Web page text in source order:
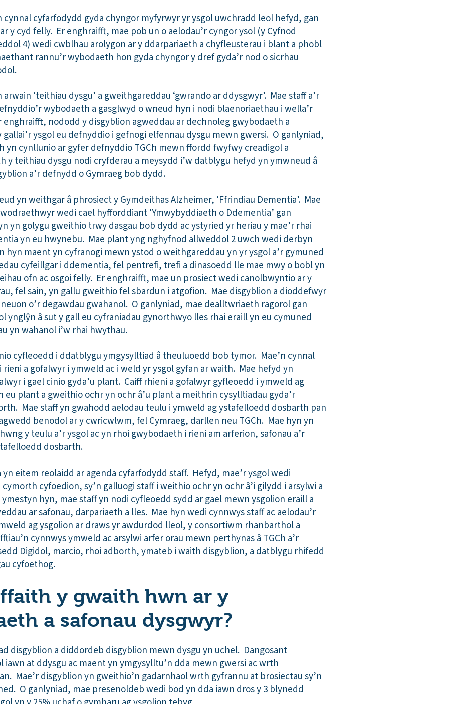
cynnal cyfarfodydd gyda chyngor myfyrwyr yr ysgol uwchradd leol hefyd, gan
y cyd felly. Er enghraifft, mae pob un o aelodau’r cyngor ysol (y Cyfnod
4) wedi cwblhau arolygon ar y ddarpariaeth a chyfleusterau i blant a phobl
rannu’r wybodaeth hon gyda chyngor y dref gyda’r nod o sicrhau
arwain ‘teithiau dysgu’ a gweithgareddau ‘gwrando ar ddysgwyr’. Mae staff a’r
wybodaeth a gasglwyd o wneud hyn i nodi blaenoriaethau i wella’r
enghraifft, nododd y disgyblion agweddau ar dechnoleg gwybodaeth a
ysgol eu defnyddio i gefnogi elfennau dysgu mewn gwersi. O ganlyniad,
yn cynllunio ar gyfer defnyddio TGCh mewn ffordd fwyfwy creadigol a
y teithiau dysgu nodi cryfderau a meysydd i’w datblygu hefyd yn ymwneud â
a’r defnydd o Gymraeg bob dydd.
yn weithgar â phrosiect y Gymdeithas Alzheimer, ‘Ffrindiau Dementia’. Mae
wedi cael hyfforddiant ‘Ymwybyddiaeth o Ddementia’ gan
yn golygu gweithio trwy dasgau bob dydd ac ystyried yr heriau y mae’r rhai
yn eu hwynebu. Mae plant yng nghyfnod allweddol 2 uwch wedi derbyn
hyn maent yn cyfranogi mewn ystod o weithgareddau yn yr ysgol a’r gymuned
cyfeillgar i ddementia, fel pentrefi, trefi a dinasoedd lle mae mwy o bobl yn
ofn ac osgoi felly. Er enghraifft, mae un prosiect wedi canolbwyntio ar y
fel sain, yn gallu gweithio fel sbardun i atgofion. Mae disgyblion a dioddefwyr
o’r degawdau gwahanol. O ganlyniad, mae dealltwriaeth ragorol gan
ynglŷn â sut y gall eu cyfraniadau gynorthwyo lles rhai eraill yn eu cymuned
yn wahanol i’w rhai hwythau.
cyfleoedd i ddatblygu ymgysylltiad â theuluoedd bob tymor. Mae’n cynnal
a gofalwyr i ymweld ac i weld yr ysgol gyfan ar waith. Mae hefyd yn
i gael cinio gyda’u plant. Caiff rhieni a gofalwyr gyfleoedd i ymweld ag
plant a gweithio ochr yn ochr â’u plant a meithrin cysylltiadau gyda’r
Mae staff yn gwahodd aelodau teulu i ymweld ag ystafelloedd dosbarth pan
benodol ar y cwricwlwm, fel Cymraeg, darllen neu TGCh. Mae hyn yn
y teulu a’r ysgol ac yn rhoi gwybodaeth i rieni am arferion, safonau a’r
dosbarth.
yn eitem reolaidd ar agenda cyfarfodydd staff. Hefyd, mae’r ysgol wedi
cyfoedion, sy’n galluogi staff i weithio ochr yn ochr â’i gilydd i arsylwi a
hyn, mae staff yn nodi cyfleoedd sydd ar gael mewn ysgolion eraill a
ar safonau, darpariaeth a lles. Mae hyn wedi cynnwys staff ac aelodau’r
ag ysgolion ar draws yr awdurdod lleol, y consortiwm rhanbarthol a
cynnwys ymweld ac arsylwi arfer orau mewn perthynas â TGCh a’r
Digidol, marcio, rhoi adborth, ymateb i waith disgyblion, a datblygu rhifedd
cyfoethog.
y gwaith hwn ar y
a safonau dysgwyr?
disgyblion a diddordeb disgyblion mewn dysgu yn uchel. Dangosant
iawn at ddysgu ac maent yn ymgysylltu’n dda mewn gwersi ac wrth
Mae’r disgyblion yn gweithio’n gadarnhaol wrth gyfrannu at brosiectau sy’n
O ganlyniad, mae presenoldeb wedi bod yn dda iawn dros y 3 blynedd